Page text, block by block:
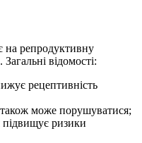
на репродуктивну
відомості:
рецептивність
також може порушуватися;
підвищує ризики